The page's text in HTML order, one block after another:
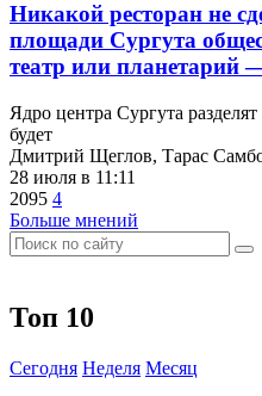
​Никакой ресторан не
площади Сургута
театр или планетарий
Ядро центра Сургута
будет
Дмитрий Щеглов, Тарас
28 июля в 11:11
2095 4
Больше мнений
Топ 10
Сегодня Неделя Месяц